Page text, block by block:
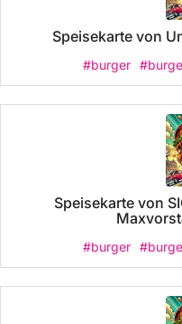
Speisekarte von
#burger
Speisekarte von
#burger